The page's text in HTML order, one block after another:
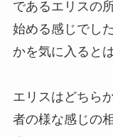
であるエリスの
始める感じでし
かを気に入ると
エリスはどちら
者の様な感じの